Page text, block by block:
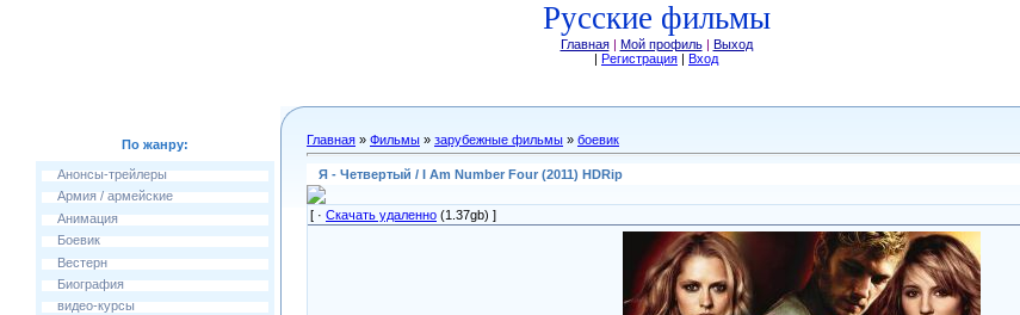
Русские фильмы
Главная| Мой профиль| Выход
| Регистрация | Вход
По жанру:
Анонсы-трейлеры
Армия / армейские
Анимация
Боевик
Вестерн
Биография
видео-курсы
Главная » Фильмы » зарубежные фильмы » боевик
Я - Четвертый / I Am Number Four (2011) HDRip
[ · Скачать удаленно (1.37gb) ]